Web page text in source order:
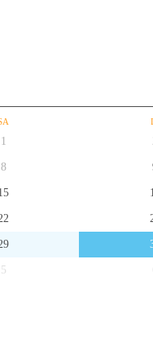
1
8
5